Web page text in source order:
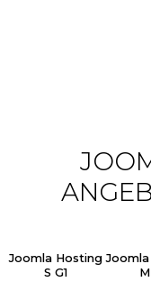
Joomla Hosting
S G1